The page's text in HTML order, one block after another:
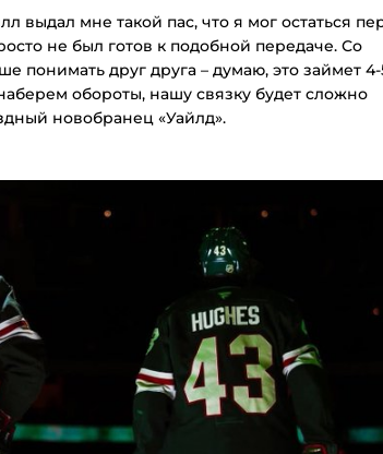
выдал мне такой пас, что я мог остаться
не был готов к подобной передаче. Со
понимать друг друга – думаю, это займет 4-
обороты, нашу связку будет сложно
новобранец «Уайлд».